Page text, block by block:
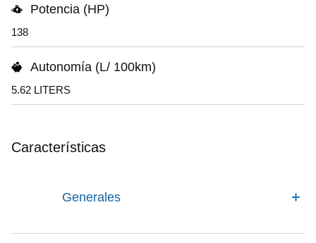
Potencia (HP)
138
Autonomía (L/ 100km)
5.62 LITERS
Características
Generales